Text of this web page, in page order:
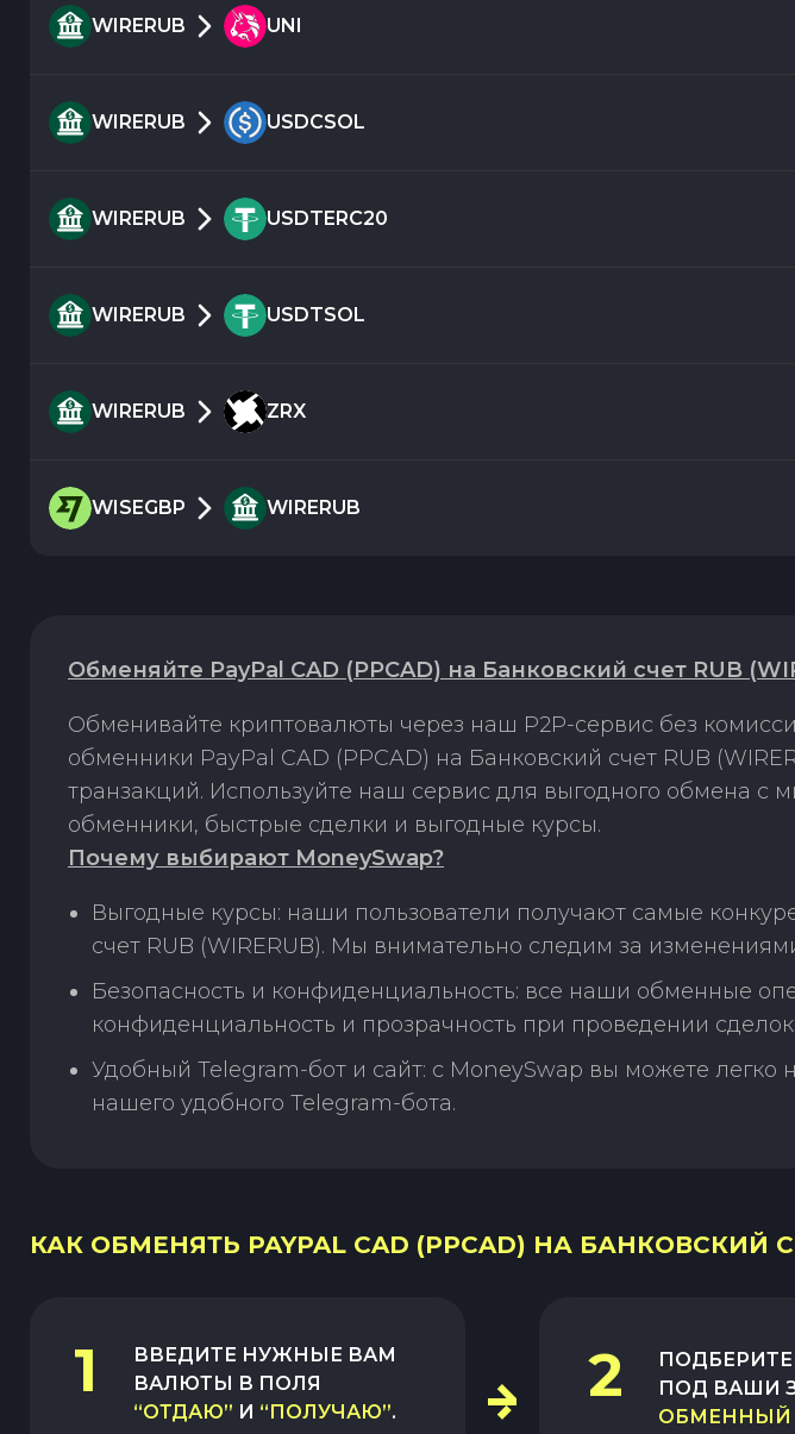
WIRERUB UNI
WIRERUB USDCSOL
WIRERUB USDTERC20
WIRERUB USDTSOL
WIRERUB ZRX
WISEGBP WIRERUB
Обменяйте PayPal CAD (PPCAD) на Банковский счет RUB
Обменивайте криптовалюты через наш P2P-сервис без
обменники PayPal CAD (PPCAD) на Банковский счет RUB
транзакций. Используйте наш сервис для выгодного обмена
обменники, быстрые сделки и выгодные курсы.
Почему выбирают MoneySwap?
Выгодные курсы: наши пользователи получают самые
счет RUB (WIRERUB). Мы внимательно следим за
Безопасность и конфиденциальность: все наши обменные
конфиденциальность и прозрачность при проведении сделок.
Удобный Telegram-бот и сайт: с MoneySwap вы можете
нашего удобного Telegram-бота.
КАК ОБМЕНЯТЬ PAYPAL CAD (PPCAD) НА БАНКОВСКИЙ
1
ВВЕДИТЕ НУЖНЫЕ ВАМ
ВАЛЮТЫ В ПОЛЯ
“ОТДАЮ” И “ПОЛУЧАЮ”.
2
ПОД ВАШИ
ОБМЕННЫЙ